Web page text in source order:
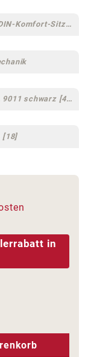
Ergonomischer DIN-Komfort-Sitz [75MC]
Polyamid Fußkreuz RAL 9011 schwarz [44]
[18]
in